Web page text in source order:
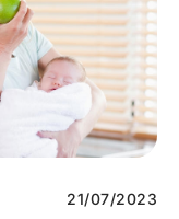
21/07/2023